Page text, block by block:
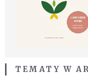
TEMATY W